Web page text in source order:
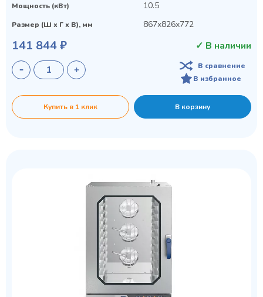
Мощность (кВт) 10.5
Размер (Ш х Г х В), мм 867х826х772
141 844 ₽ ✓ В наличии
В сравнение
В избранное
Купить в 1 клик В корзину